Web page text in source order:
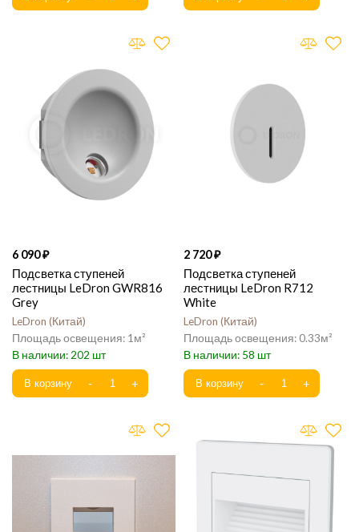
6 090
Подсветка ступеней
лестницы LeDron GWR816
Grey
LeDron Китай
1
202
2 720
Подсветка ступеней
лестницы LeDron R712
White
LeDron Китай
0.33
58